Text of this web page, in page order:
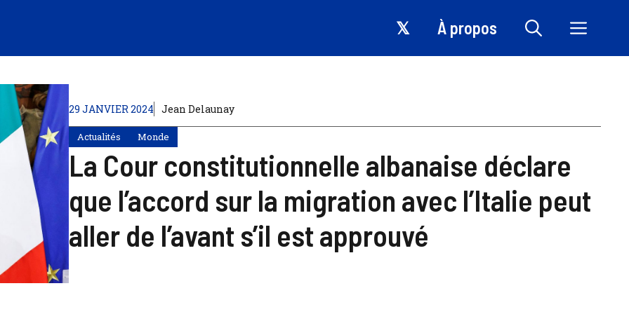
𝕏 À propos
29 JANVIER 2024 Jean Delaunay
Actualités Monde
La Cour constitutionnelle albanaise déclare
que l’accord sur la migration avec l’Italie peut
aller de l’avant s’il est approuvé